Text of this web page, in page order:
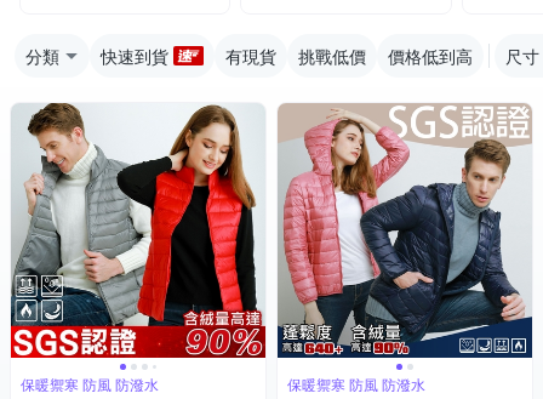
分類 快速到貨 有現貨 挑戰低價 價格低到高 尺寸
保暖禦寒 防風 防潑水 保暖禦寒 防風 防潑水